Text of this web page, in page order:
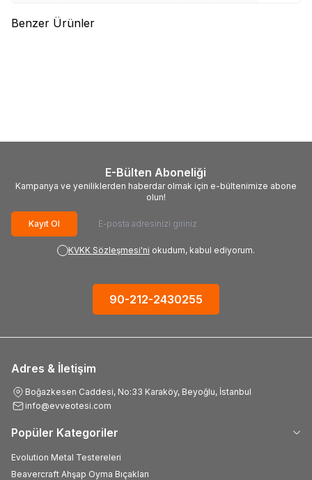
Benzer Ürünler
E-Bülten Aboneliği
Kampanya ve yeniliklerden haberdar olmak için e-bültenimize abone
olun!
Kayıt Ol
KVKK Sözleşmesi'ni okudum, kabul ediyorum.
90-212-2430255
Adres & İletişim
Boğazkesen Caddesi, No:33 Karaköy, Beyoğlu, İstanbul
info@evveotesi.com
Popüler Kategoriler
Evolution Metal Testereleri
Beavercraft Ahşap Oyma Bıçakları